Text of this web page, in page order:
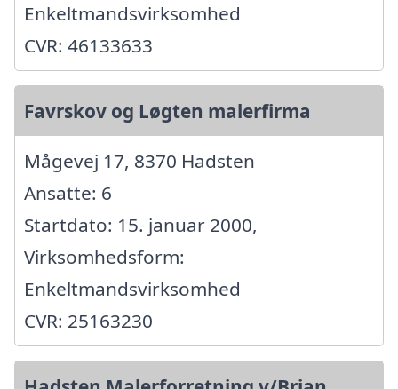
Enkeltmandsvirksomhed
CVR: 46133633
Favrskov og Løgten malerfirma
Mågevej 17, 8370 Hadsten
Ansatte: 6
Startdato: 15. januar 2000,
Virksomhedsform:
Enkeltmandsvirksomhed
CVR: 25163230